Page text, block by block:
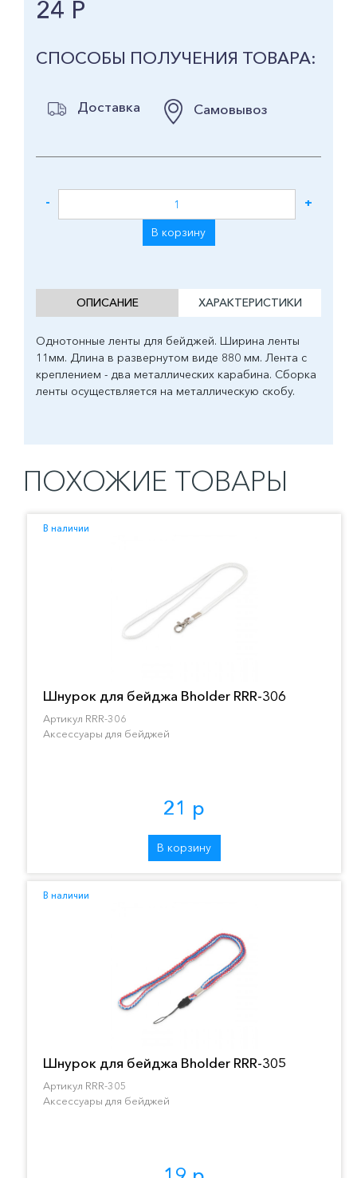
24 Р
СПОСОБЫ ПОЛУЧЕНИЯ ТОВАРА:
Доставка Самовывоз
- +
В корзину
ОПИСАНИЕ ХАРАКТЕРИСТИКИ
Однотонные ленты для бейджей. Ширина ленты
11мм. Длина в развернутом виде 880 мм. Лента с
креплением - два металлических карабина. Сборка
ленты осуществляется на металлическую скобу.
ПОХОЖИЕ ТОВАРЫ
В наличии
Шнурок для бейджа Bholder RRR-306
Артикул RRR-306
Аксессуары для бейджей
21 р
В корзину
В наличии
Шнурок для бейджа Bholder RRR-305
Артикул RRR-305
Аксессуары для бейджей